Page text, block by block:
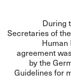
During
Secretaries of
Human
agreement
by the
Guidelines for